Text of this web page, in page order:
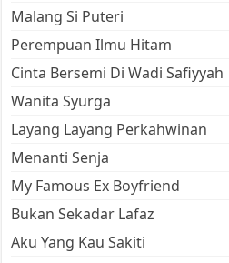
Malang Si Puteri
Perempuan Ilmu Hitam
Cinta Bersemi Di Wadi Safiyyah
Wanita Syurga
Layang Layang Perkahwinan
Menanti Senja
My Famous Ex Boyfriend
Bukan Sekadar Lafaz
Aku Yang Kau Sakiti